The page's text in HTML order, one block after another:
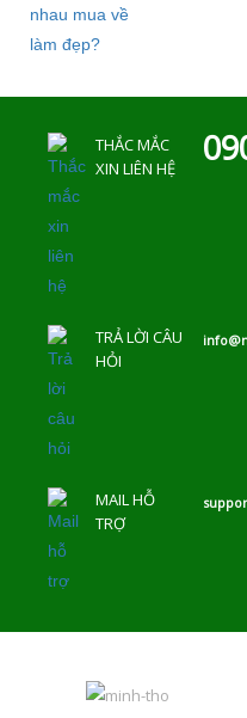
THẮC MẮC
XIN LIÊN HỆ
TRẢ LỜI CÂU
HỎI
MAIL HỖ
TRỢ